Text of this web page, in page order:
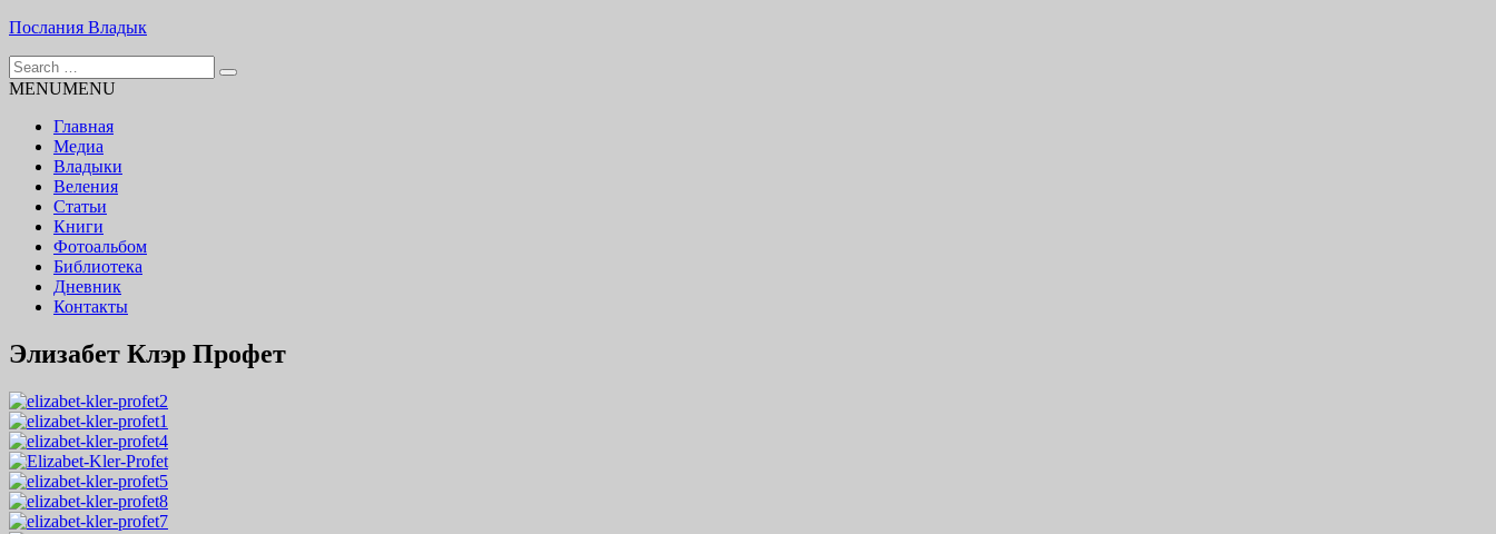
Skip
content
Послания Владык
Основу сайта представляют Послания, или Диктовки, принятые Марком и Элизабет Профететами
Search
for:
MENUMENU
Главная
Медиа
Владыки
Веления
Статьи
Книги
Фотоальбом
Библиотека
Дневник
Контакты
Элизабет Клэр Профет